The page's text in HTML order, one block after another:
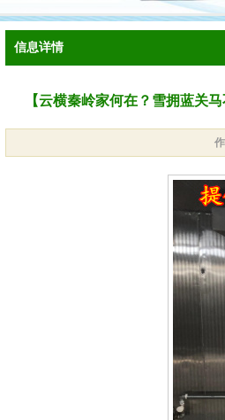
信息详情
【云横秦岭家何在？雪拥蓝关